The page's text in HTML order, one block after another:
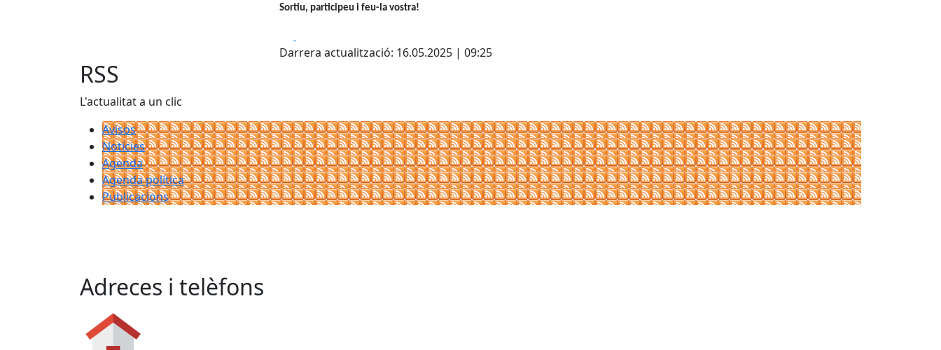
Sortiu, participeu i feu-la vostra!
Darrera actualització: 16.05.2025 | 09:25
RSS
L'actualitat a un clic
Avisos
Notícies
Agenda
Agenda política
Publicacions
Adreces i telèfons